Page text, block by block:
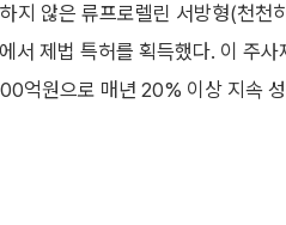
지 않은 류프로렐린 서방형(천천
서 제법 특허를 획득했다. 이 주
억원으로 매년 20% 이상 지속